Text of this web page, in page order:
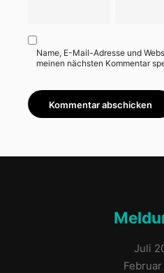
Name, E-Mail-Adresse und
meinen nächsten Kommentar
Juli